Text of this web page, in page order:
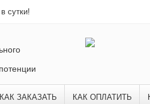
сутки!
КАК ЗАКАЗАТЬ КАК ОПЛАТИТЬ